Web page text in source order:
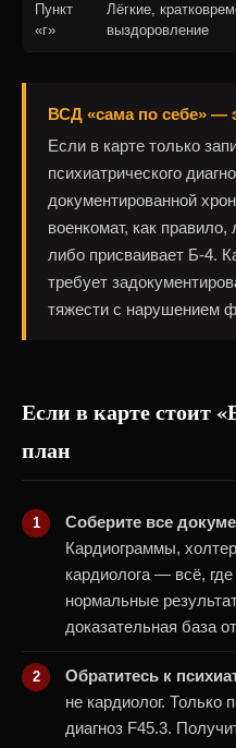
Пункт
«г»
Лёгкие,
выздоровление
ВСД «сама по себе» —
Если в карте только
психиатрического
документированной
военкомат, как
либо присваивает Б-4.
требует
тяжести с нарушением
Если в карте стоит
план
Соберите все
Кардиограммы,
кардиолога — всё,
нормальные
доказательная база
Обратитесь к
не кардиолог. Только
диагноз F45.3.